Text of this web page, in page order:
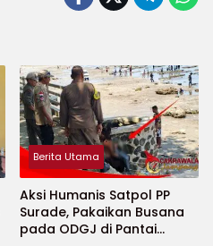
Berita Utama
Aksi Humanis Satpol PP
Surade, Pakaikan Busana
pada ODGJ di Pantai